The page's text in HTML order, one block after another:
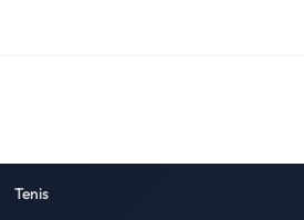
Tenis